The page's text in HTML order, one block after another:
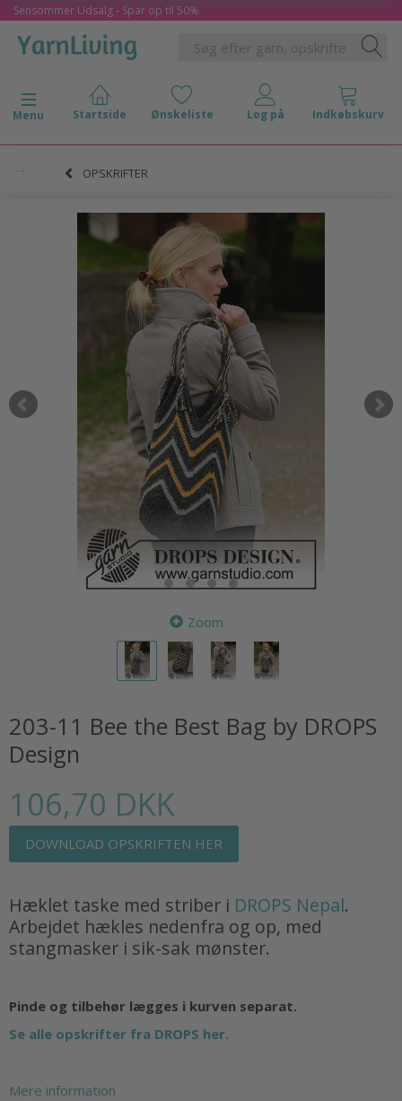
Sensommer Udsalg - Spar op til 50%
Skifte navigation
Menu
OPSKRIFTER
Zoom
203-11 Bee the Best Bag by DROPS
Design
106,70 DKK
DOWNLOAD OPSKRIFTEN HER
Hæklet taske med striber i DROPS Nepal.
Arbejdet hækles nedenfra og op, med
stangmasker i sik-sak mønster.
Pinde og tilbehør lægges i kurven separat.
Se alle opskrifter fra DROPS her.
Mere information